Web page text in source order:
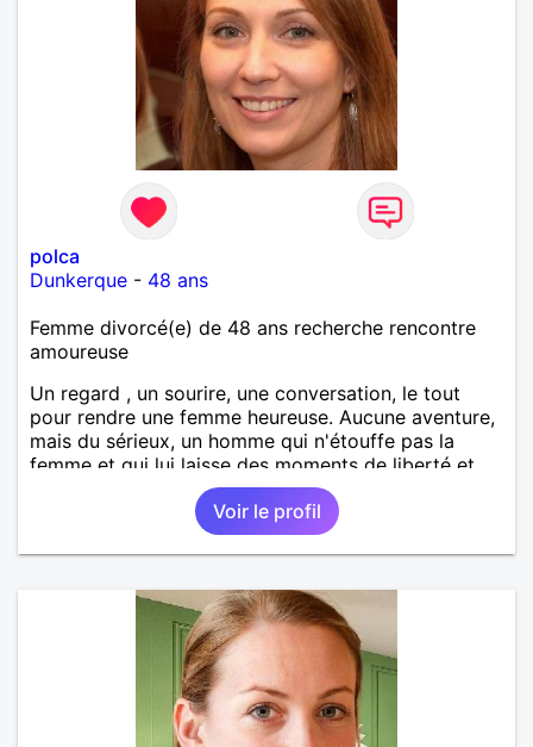
polca
Dunkerque - 48 ans
Femme divorcé(e) de 48 ans recherche rencontre
amoureuse
Un regard , un sourire, une conversation, le tout
pour rendre une femme heureuse. Aucune aventure,
mais du sérieux, un homme qui n'étouffe pas la
femme et qui lui laisse des moments de liberté et
Voir le profil